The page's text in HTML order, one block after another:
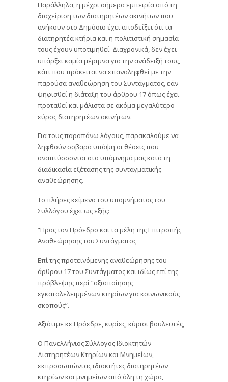
Παράλληλα, η μέχρι σήμερα εμπειρία από τη
διαχείριση των διατηρητέων ακινήτων που
ανήκουν στο Δημόσιο έχει αποδείξει ότι τα
διατηρητέα κτήρια και η πολιτιστική σημασία
τους έχουν υποτιμηθεί. Διαχρονικά, δεν έχει
υπάρξει καμία μέριμνα για την ανάδειξή τους,
κάτι που πρόκειται να επαναληφθεί με την
παρούσα αναθεώρηση του Συντάγματος, εάν
ψηφισθεί η διάταξη του άρθρου 17 όπως έχει
προταθεί και μάλιστα σε ακόμα μεγαλύτερο
εύρος διατηρητέων ακινήτων.
Για τους παραπάνω λόγους, παρακαλούμε να
ληφθούν σοβαρά υπόψη οι θέσεις που
αναπτύσσονται στο υπόμνημά μας κατά τη
διαδικασία εξέτασης της συνταγματικής
αναθεώρησης.
Το πλήρες κείμενο του υπομνήματος του
Συλλόγου έχει ως εξής:
“Προς τον Πρόεδρο και τα μέλη της Επιτροπής
Αναθεώρησης του Συντάγματος
Επί της προτεινόμενης αναθεώρησης του
άρθρου 17 του Συντάγματος και ιδίως επί της
πρόβλεψης περί “αξιοποίησης
εγκαταλελειμμένων κτηρίων για κοινωνικούς
σκοπούς”.
Αξιότιμε κε Πρόεδρε, κυρίες, κύριοι βουλευτές,
Ο Πανελλήνιος Σύλλογος Ιδιοκτητών
Διατηρητέων Κτηρίων και Μνημείων,
εκπροσωπώντας ιδιοκτήτες διατηρητέων
κτηρίων και μνημείων από όλη τη χώρα,